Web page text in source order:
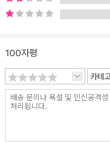
하여 올바른 표현과 함께 제공 2) 평소 자신의 말하기 습관을 점검하
고 정확한 표현을 사용하는 연습 가능 7. 실전에서 더 강력한
않는 등의 위기 상황 별 순간 대처 표현 수록 2) 당황
도 능숙하고 유연하게 대처함으로써
인 실전모의고사’로 실전 완벽 대비
험과 유사한 환경에서 실전 감각
사〉 무료 제공 - 독자대상 : OPIc 준비생 - 구성 : 이론 + 문제 - 특징
100자평
카테